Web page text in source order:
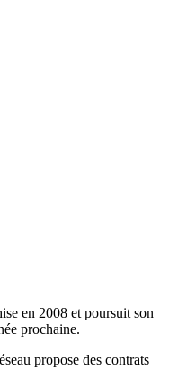
en 2008 et poursuit son
prochaine.
propose des contrats